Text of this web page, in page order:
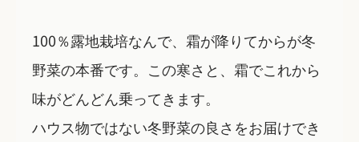
100％露地栽培なんで、霜が降りてからが冬
野菜の本番です。この寒さと、霜でこれから
味がどんどん乗ってきます。
ハウス物ではない冬野菜の良さをお届けでき